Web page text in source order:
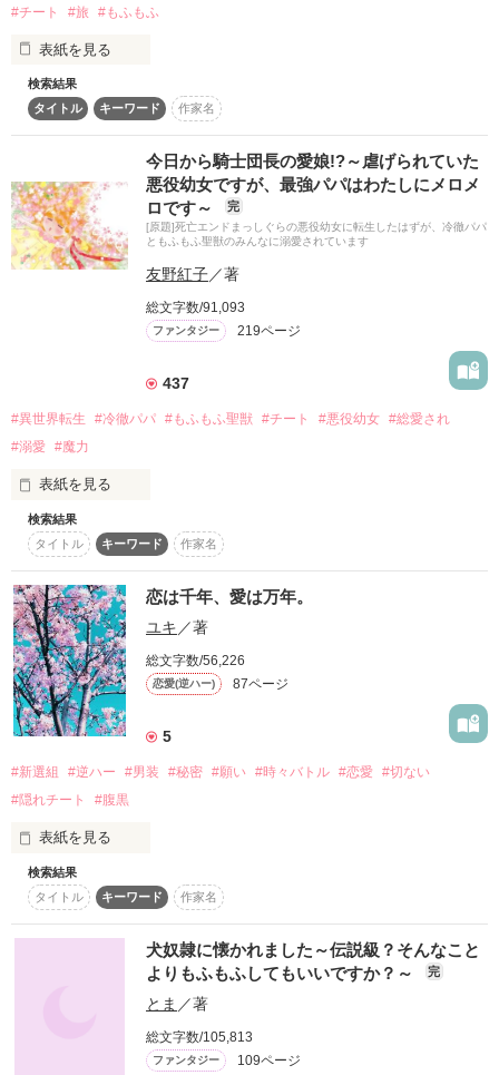
聖騎士と呼ばれる彼の人生は、かわいそうな少女との出会いに
やがてアルトリシアには特別な力があると判明し……。
「本当にいいのかい？　神子としての人生を生きれば、この国
の歴史にだって残るかもしれないのに」
「いいんです。私は新しい家族と平凡に生きたいです！」
――これはかわいそうな少女が新しい家族と幸せになる物語。
＊＊＊
ファンタジー・SFジャンル2位ありがとうございます！
#チート
#旅 #もふもふ
表紙を見る
♦︎♦︎♦︎
婚約解消してきちゃいました？
ヘタレ令嬢様のチートキャンプ！
※2022.5.14リペア終了！
♦︎♦︎♦︎
この物語は
天帝が治める『天界』という
神の一族が住まう世界のお話。
この天界を守護する
…いわゆる令嬢サマの羅沙（らさ）。
成人である16歳を迎え
兄の友人、竜王様の正妃として
政略結婚ですが、めでたく婚約！
…だが
『え？…側室？いたの…？』
『そんな話聞いていない…！』
なんと愛しの竜王様には側室
つまり、自分以外に奥様がいたのでした…
歳上の側室とその侍女や
王の側近に嫌味を言われたり
ましてや愛しい殿方が
同じ屋根の下で側室と夜を共にする
そんな生活に耐えられず
羅沙はとうとう…
検索結果
タイトル
キーワード 作家名
今日から騎士団長の愛娘!?～虐げられていた
悪役幼女ですが、最強パパはわたしにメロメ
ロです～
完
[原題]死亡エンドまっしぐらの悪役幼女に転生したはずが、冷徹パパ
ともふもふ聖獣のみんなに溺愛されています
友野紅子／著
総文字数/91,093
ファンタジー 219ページ
437
#異世界転生 #冷徹パパ #もふもふ聖獣 #チート #悪役幼女 #総愛され
#溺愛
#魔力
表紙を見る
前世でハマっていたゲームの世界に、死亡エンドまっしぐらの
悪役幼女として転生してしまったリリー。
ゲームが進むと、義父・アルベルトの手で殺されてしまう！？
そんなの嫌……！
死亡エンド回避のため、リリーはパパが自慢できる良い子にな
るべく奮闘します――！
不遇な境遇に生まれたはずのリリーがパパと聖獣のみんなに愛
されて、
もふもふチートでゆるゆる事件を解決して、
またまたみんなに愛されて。
といった具合に、このお話は全編を通してとびきり甘々で美味
しい仕様になっております♪
検索結果
タイトル
キーワード 作家名
恋は千年、愛は万年。
ユキ／著
総文字数/56,226
恋愛(逆ハー) 87ページ
5
#新選組 #逆ハー #男装 #秘密 #願い #時々バトル #恋愛
#切ない
#隠れチート
#腹黒
表紙を見る
僕の願いは、唯一つ。
大切な皆と同じ“人間”になること。
検索結果
タイトル
キーワード 作家名
犬奴隷に懐かれました～伝説級？そんなこと
よりもふもふしてもいいですか？～
完
とま ／著
総文字数/105,813
ファンタジー 109ページ